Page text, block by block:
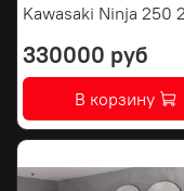
Kawasaki Ninja 250
330000 руб
В корзину